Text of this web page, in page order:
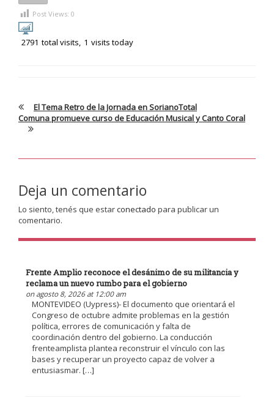
Post Views: 0
2791 total visits, 1 visits today
El Tema Retro de la Jornada en SorianoTotal
Comuna promueve curso de Educación Musical y Canto Coral
Deja un comentario
Lo siento, tenés que estarconectado para publicar un
comentario.
Frente Amplio reconoce el desánimo de su militancia y
reclama un nuevo rumbo para el gobierno
on agosto 8, 2026 at 12:00 am
MONTEVIDEO (Uypress)- El documento que orientará el
Congreso de octubre admite problemas en la gestión
política, errores de comunicación y falta de
coordinación dentro del gobierno. La conducción
frenteamplista plantea reconstruir el vínculo con las
bases y recuperar un proyecto capaz de volver a
entusiasmar. […]